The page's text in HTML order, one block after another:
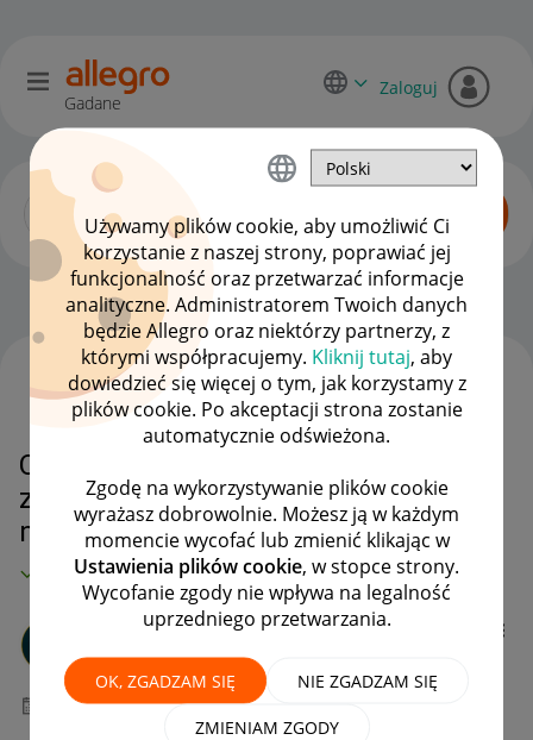
Używamy plików cookie, aby umożliwić Ci
korzystanie z naszej strony, poprawiać jej
funkcjonalność oraz przetwarzać informacje
analityczne. Administratorem Twoich danych
będzie Allegro oraz niektórzy partnerzy, z
którymi współpracujemy. Kliknij tutaj, aby
dowiedzieć się więcej o tym, jak korzystamy z
plików cookie. Po akceptacji strona zostanie
automatycznie odświeżona.
Zgodę na wykorzystywanie plików cookie
wyrażasz dobrowolnie. Możesz ją w każdym
momencie wycofać lub zmienić klikając w
Ustawienia plików cookie, w stopce strony.
Wycofanie zgody nie wpływa na legalność
uprzedniego przetwarzania.
OK, ZGADZAM SIĘ NIE ZGADZAM SIĘ
ZMIENIAM ZGODY
Gadane
Zaloguj
Dyskusje kupujących OPCJE
Czy po anulowaniu oplaconego
zamówienia otrzymam zwrot
monet?
MAMY ROZWIĄZANIE!
_Mariusz_001_
#7 Wielbiciel
‎28-03-2023 21:33
WSZYSTKIE TEMATY